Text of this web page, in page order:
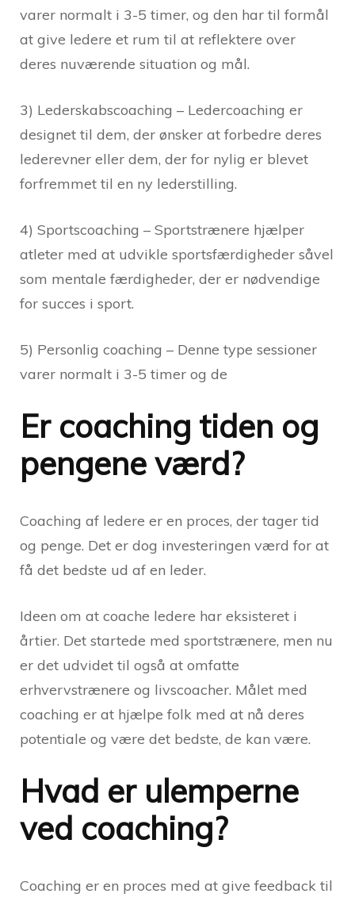
varer normalt i 3-5 timer, og den har til formål
at give ledere et rum til at reflektere over
deres nuværende situation og mål.
3) Lederskabscoaching – Ledercoaching er
designet til dem, der ønsker at forbedre deres
lederevner eller dem, der for nylig er blevet
forfremmet til en ny lederstilling.
4) Sportscoaching – Sportstrænere hjælper
atleter med at udvikle sportsfærdigheder såvel
som mentale færdigheder, der er nødvendige
for succes i sport.
5) Personlig coaching – Denne type sessioner
varer normalt i 3-5 timer og de
Er coaching tiden og
pengene værd?
Coaching af ledere er en proces, der tager tid
og penge. Det er dog investeringen værd for at
få det bedste ud af en leder.
Ideen om at coache ledere har eksisteret i
årtier. Det startede med sportstrænere, men nu
er det udvidet til også at omfatte
erhvervstrænere og livscoacher. Målet med
coaching er at hjælpe folk med at nå deres
potentiale og være det bedste, de kan være.
Hvad er ulemperne
ved coaching?
Coaching er en proces med at give feedback til